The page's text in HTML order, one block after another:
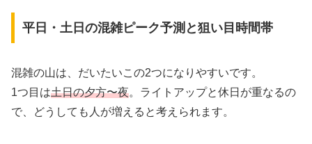
平日・土日の混雑ピーク予測と狙い目時間帯
混雑の山は、だいたいこの2つになりやすいです。
1つ目は土日の夕方〜夜。ライトアップと休日が重なるの
で、どうしても人が増えると考えられます。